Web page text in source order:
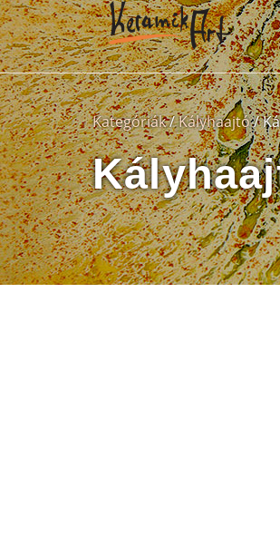
Kategóriák/Kályhaajtó/